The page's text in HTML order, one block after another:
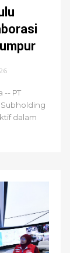
-- PT
Subholding
dalam